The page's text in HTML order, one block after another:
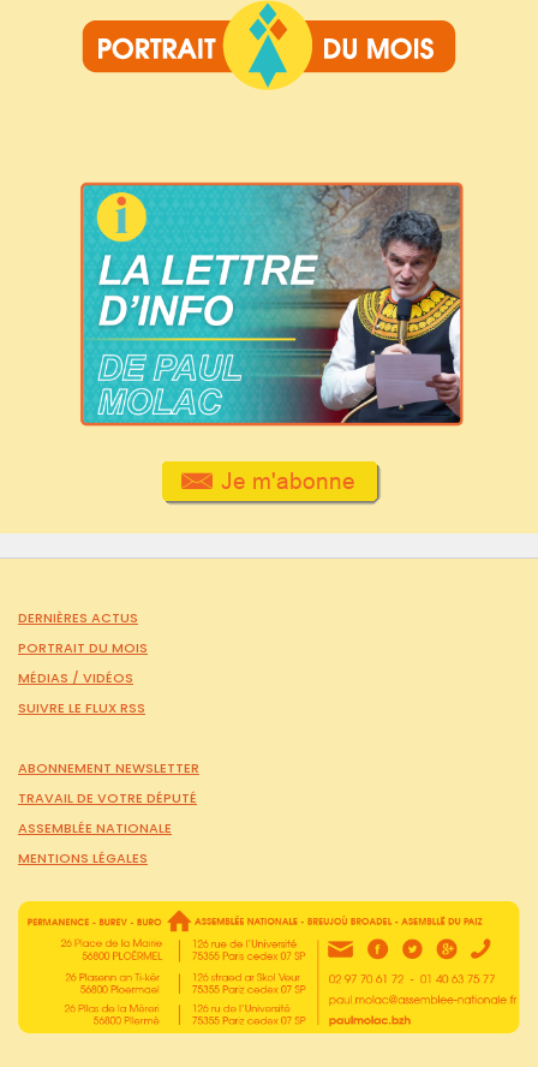
DERNIÈRES ACTUS
PORTRAIT DU MOIS
MÉDIAS / VIDÉOS
SUIVRE LE FLUX RSS
ABONNEMENT NEWSLETTER
TRAVAIL DE VOTRE DÉPUTÉ
ASSEMBLÉE NATIONALE
MENTIONS LÉGALES